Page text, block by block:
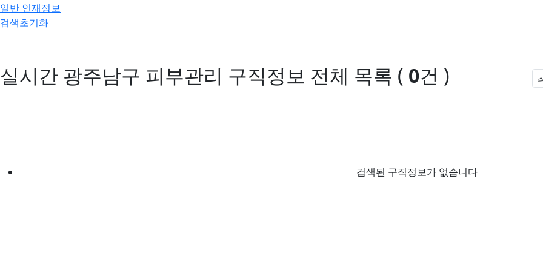
일반 인재정보
검색초기화
실시간 광주남구 피부관리 구직정보 전체 목록 ( 0건 )
검색된 구직정보가 없습니다